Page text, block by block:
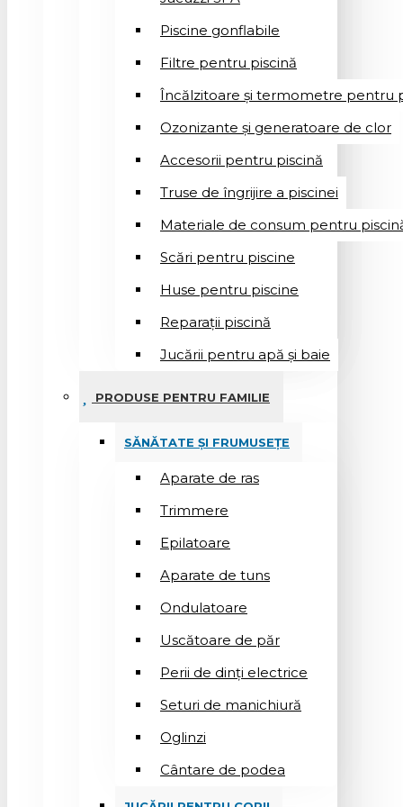
Piscine gonflabile
Filtre pentru piscină
Încălzitoare și termometre pentru
Ozonizante și generatoare de clor
Accesorii pentru piscină
Truse de îngrijire a piscinei
Materiale de consum pentru
Scări pentru piscine
Huse pentru piscine
Reparații piscină
Jucării pentru apă și baie
PRODUSE PENTRU FAMILIE
SĂNĂTATE ȘI FRUMUSEȚE
Aparate de ras
Trimmere
Epilatoare
Aparate de tuns
Ondulatoare
Uscătoare de păr
Perii de dinți electrice
Seturi de manichiură
Oglinzi
Cântare de podea